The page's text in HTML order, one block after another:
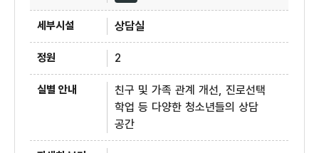
상담실
2
친구 및 가족 관계 개선, 진로선택
학업 등 다양한 청소년들의 상담
공간